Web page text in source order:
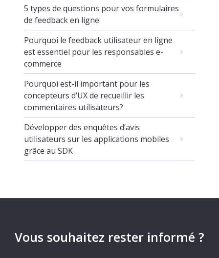
5 types de questions pour vos formulaires
de feedback en ligne
Pourquoi le feedback utilisateur en ligne
est essentiel pour les responsables e-
commerce
Pourquoi est-il important pour les
concepteurs d’UX de recueillir les
commentaires utilisateurs?
Développer des enquêtes d’avis
utilisateurs sur les applications mobiles
grâce au SDK
Vous souhaitez rester informé ?